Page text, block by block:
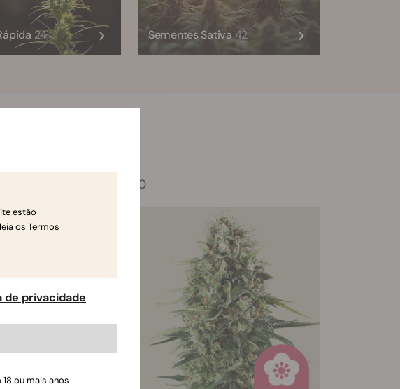
24 Sementes Sativa 42
Tyson 2.0
estão
os Termos
de privacidade
18 ou mais anos